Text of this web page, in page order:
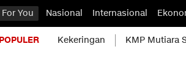
For You Nasional Internasional
POPULER Kekeringan KMP Mutiara